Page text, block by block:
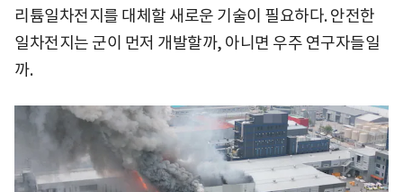
리튬일차전지를 대체할 새로운 기술이 필요하다. 안전한
일차전지는 군이 먼저 개발할까, 아니면 우주 연구자들일
까.